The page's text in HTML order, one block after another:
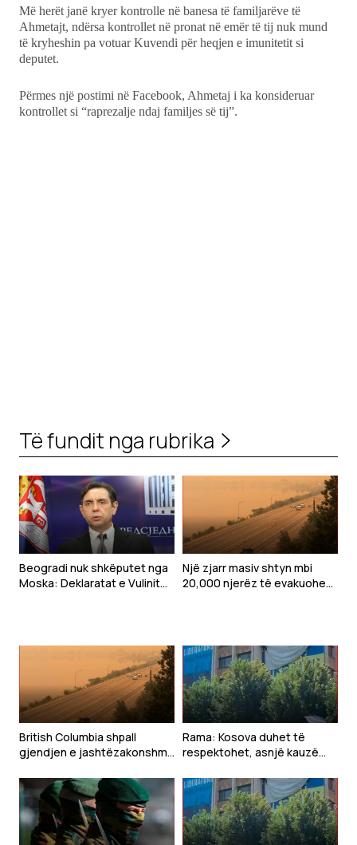
Më herët janë kryer kontrolle në banesa të familjarëve të
Ahmetajt, ndërsa kontrollet në pronat në emër të tij nuk mund
të kryheshin pa votuar Kuvendi për heqjen e imunitetit si
deputet.
Përmes një postimi në Facebook, Ahmetaj i ka konsideruar
kontrollet si “raprezalje ndaj familjes së tij”.
Të fundit nga rubrika
Beogradi nuk shkëputet nga
Moska: Deklaratat e Vulinit
Një zjarr masiv shtyn mbi
20,000 njerëz të evakuohen
British Columbia shpall
gjendjen e jashtëzakonshme
Rama: Kosova duhet të
respektohet, asnjë kauzë
nënçmuar shtetësinë tonë